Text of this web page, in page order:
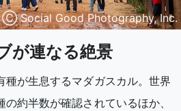
Ⓒ Social Good Photography, Inc.
が連なる絶景
種が生息するマダガスカル。世界
約半数が確認されているほか、